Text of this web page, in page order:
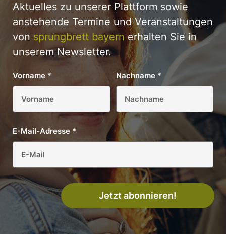
Aktuelles zu unserer Plattform sowie
anstehende Termine und Veranstaltungen
von sprungbrett bayernerhalten Sie in
unserem Newsletter.
Vorname * Nachname *
E-Mail-Adresse *
Jetzt abonnieren!